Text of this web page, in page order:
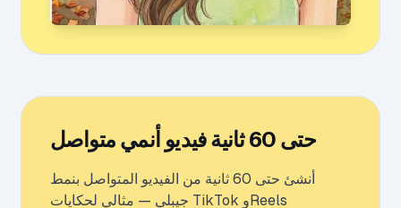
حتى 60 ثانية فيديو أنمي متواصل
أنشئ حتى 60 ثانية من الفيديو المتواصل بنمط
جيبلي — مثالي لحكايات TikTok وReels